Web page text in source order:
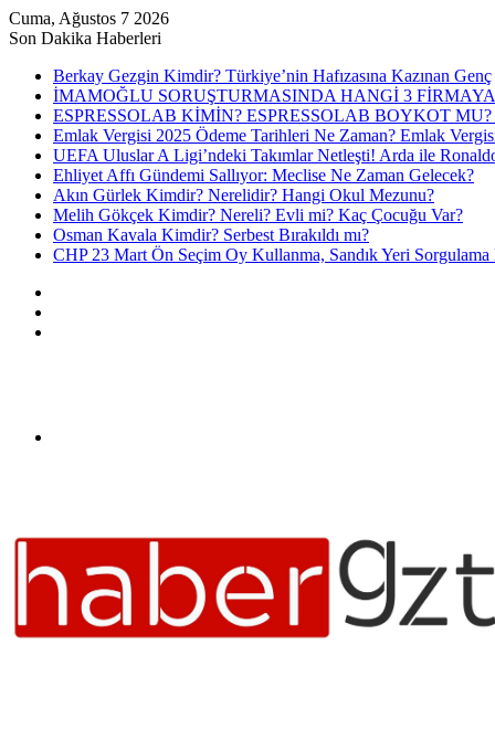
Cuma, Ağustos 7 2026
Son Dakika Haberleri
Berkay Gezgin Kimdir? Türkiye’nin Hafızasına Kazınan Genç
İMAMOĞLU SORUŞTURMASINDA HANGİ 3
ESPRESSOLAB KİMİN? ESPRESSOLAB BOYKOT
Emlak Vergisi 2025 Ödeme Tarihleri Ne Zaman? Emlak
UEFA Uluslar A Ligi’ndeki Takımlar Netleşti! Arda ile
Ehliyet Affı Gündemi Sallıyor: Meclise Ne Zaman Gelecek?
Akın Gürlek Kimdir? Nerelidir? Hangi Okul Mezunu?
Melih Gökçek Kimdir? Nereli? Evli mi? Kaç Çocuğu Var?
Osman Kavala Kimdir? Serbest Bırakıldı mı?
CHP 23 Mart Ön Seçim Oy Kullanma, Sandık Yeri Sorgulama